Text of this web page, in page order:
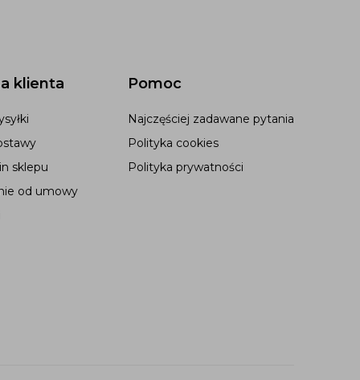
klienta
sklepu
od umowy
Pomoc
Najczęściej zadawane pytania
Polityka cookies
Polityka prywatności